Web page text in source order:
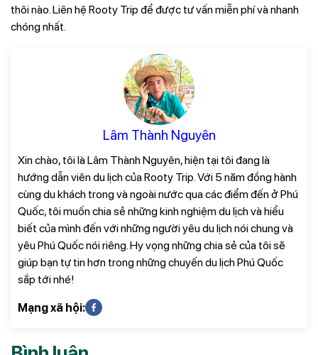
thôi nào. Liên hệ Rooty Trip để được tư vấn miễn phí và nhanh
chóng nhất.
Lâm Thành Nguyên
Xin chào, tôi là Lâm Thành Nguyên, hiện tại tôi đang là
hướng dẫn viên du lịch của Rooty Trip. Với 5 năm đồng hành
cùng du khách trong và ngoài nước qua các điểm đến ở Phú
Quốc, tôi muốn chia sẻ những kinh nghiệm du lịch và hiểu
biết của mình đến với những người yêu du lịch nói chung và
yêu Phú Quốc nói riêng. Hy vọng những chia sẻ của tôi sẽ
giúp bạn tự tin hơn trong những chuyến du lịch Phú Quốc
sắp tới nhé!
Mạng xã hội: